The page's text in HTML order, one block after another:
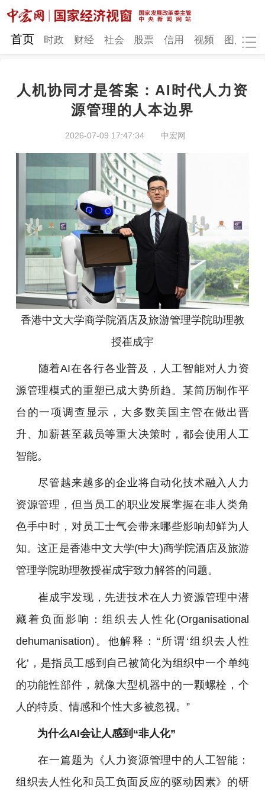
网站地图
财经 社会
图片
发改动态 中宏研究 营商环境
地方发展
首页 时政 财经 社会 股票 信用 视频 图片
人机协同才是答案：AI时代人力资
源管理的人本边界
2026-07-09 17:47:34 中宏网
香港中文大学商学院酒店及旅游管理学院助理教
授崔成宇
随着AI在各行各业普及，人工智能对人力资
源管理模式的重塑已成大势所趋。某简历制作平
台的一项调查显示，大多数美国主管在做出晋
升、加薪甚至裁员等重大决策时，都会使用人工
智能。
尽管越来越多的企业将自动化技术融入人力
资源管理，但当员工的职业发展掌握在非人类角
色手中时，对员工士气会带来哪些影响却鲜为人
知。这正是香港中文大学(中大)商学院酒店及旅游
管理学院助理教授崔成宇致力解答的问题。
崔成宇发现，先进技术在人力资源管理中潜
藏着负面影响：组织去人性化(Organisational
dehumanisation)。他解释：“所谓‘组织去人性
化’，是指员工感到自己被简化为组织中一个单纯
的功能性部件，就像大型机器中的一颗螺栓，个
人的特质、情感和个性大多被忽视。”
为什么AI会让人感到“非人化”
在一篇题为《人力资源管理中的人工智能：
组织去人性化和员工负面反应的驱动因素》的研